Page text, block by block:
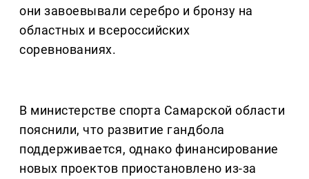
они завоевывали серебро и бронзу на
областных и всероссийских
соревнованиях.
В министерстве спорта Самарской области
пояснили, что развитие гандбола
поддерживается, однако финансирование
новых проектов приостановлено из-за